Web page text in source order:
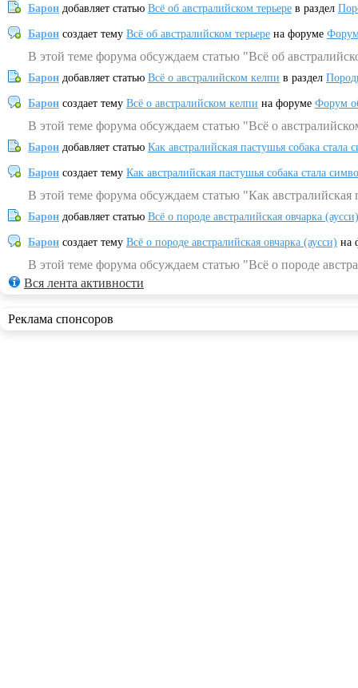
Барон добавляет статью Всё об австралийском терьере в раздел
Барон создает тему Всё об австралийском терьере на форуме
В этой теме форума обсуждаем статью "Всё об
Барон добавляет статью Всё о австралийском келпи в раздел
Барон создает тему Всё о австралийском келпи на форуме Форум
В этой теме форума обсуждаем статью "Всё о
Барон добавляет статью Как австралийская пастушья собака
Барон создает тему Как австралийская пастушья собака стала
В этой теме форума обсуждаем статью "Как
Барон добавляет статью Всё о породе австралийская овчарка (аусси)
Барон создает тему Всё о породе австралийская овчарка (аусси) на
В этой теме форума обсуждаем статью "Всё о породе
Вся лента активности
Реклама спонсоров